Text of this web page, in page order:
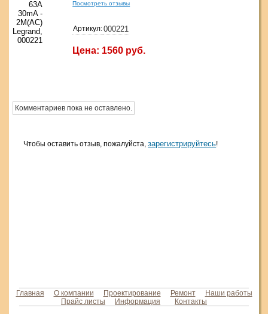
Посмотреть отзывы
Артикул:000221
Цена: 1560 руб.
Комментариев пока не оставлено.
Чтобы оставить отзыв, пожалуйста,зарегистрируйтесь!
Главная О компании Проектирование Ремонт
Наши работы
Прайс листы
Информация Контакты